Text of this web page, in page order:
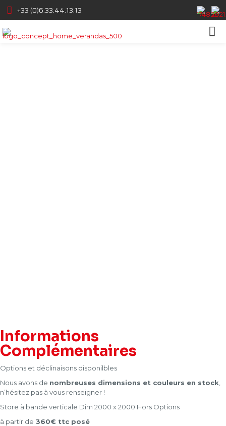
+33 (0)6.33.44.13.13
Informations
Complémentaires
Options et déclinaisons disponilbles
Nous avons de nombreuses dimensions et couleurs en stock
n’hésitez pas à vous renseigner !
Store à bande verticale Dim 2000 x 2000 Hors Options
à partir de 360€ ttc posé